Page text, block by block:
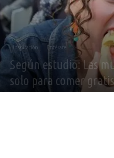
Inspiración Entérate
Según estudio: Las
solo para comer gratis